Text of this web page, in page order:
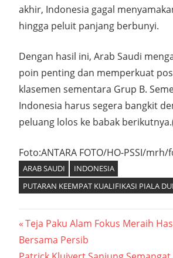
akhir, Indonesia gagal
hingga peluit panjang berbunyi.
Dengan hasil ini, Arab Saudi
poin penting dan memperkuat
klasemen sementara Grup B.
Indonesia harus segera bangkit
peluang lolos ke babak
Foto:ANTARA FOTO/HO-PSSI/
ARAB SAUDI
INDONESIA
PUTARAN KEEMPAT KUALIFIKASI PIALA
Navigasi
pos
Previous
Post:
Teja Paku Alam Fokus Meraih
Bersama Persib